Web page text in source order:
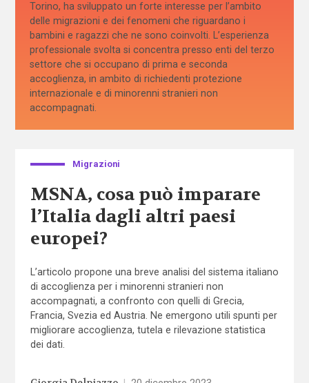
Torino, ha sviluppato un forte interesse per l’ambito
delle migrazioni e dei fenomeni che riguardano i
bambini e ragazzi che ne sono coinvolti. L’esperienza
professionale svolta si concentra presso enti del terzo
settore che si occupano di prima e seconda
accoglienza, in ambito di richiedenti protezione
internazionale e di minorenni stranieri non
accompagnati.
Migrazioni
MSNA, cosa può imparare
l’Italia dagli altri paesi
europei?
L’articolo propone una breve analisi del sistema italiano
di accoglienza per i minorenni stranieri non
accompagnati, a confronto con quelli di Grecia,
Francia, Svezia ed Austria. Ne emergono utili spunti per
migliorare accoglienza, tutela e rilevazione statistica
dei dati.